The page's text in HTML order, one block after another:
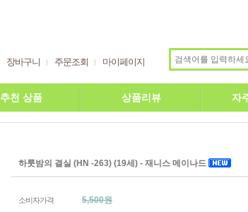
장바구니 주문조회 마이페이지
추천 상품 상품리뷰 자
하룻밤의 결실 (HN -263) (19세) - 재니스 메이나드
소비자가격 5,500원